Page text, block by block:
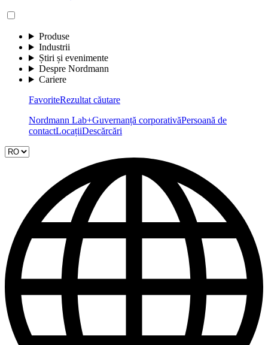
Produse
Industrii
Știri și evenimente
Despre Nordmann
Cariere
FavoriteRezultat căutare
Nordmann Lab+Guvernanță corporativăPersoană de
contactLocațiiDescărcări